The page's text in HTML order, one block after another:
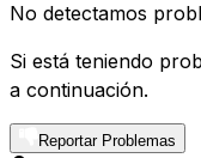
No detectamos
Si está teniendo
a continuación.
Reportar Problemas